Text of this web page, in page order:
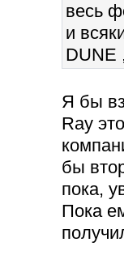
весь
и
DUNE
Я бы
Ray
бы
пока,
Пока